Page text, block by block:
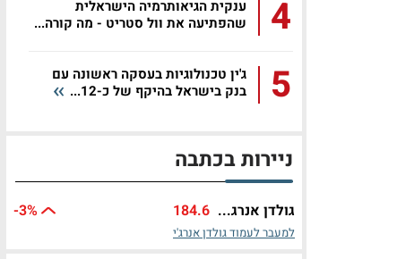
4
ענקית הגיאותרמיה הישראלית
שהפתיעה את וול סטריט - מה קורה...
5
ג'ין טכנולוגיות בעסקה ראשונה עם
בנק בישראל בהיקף של כ-12...
ניירות בכתבה
גולדן אנרג... 184.6
-3%
למעבר לעמוד גולדן אנרג'י